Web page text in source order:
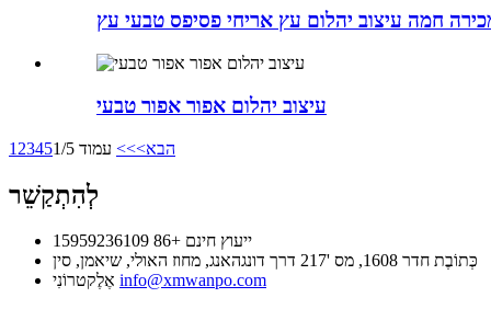
חמה עיצוב יהלום עץ אריחי פסיפס טבעי עץ
עיצוב יהלום אפור אפור טבעי
1 2345 הבא>>> עמוד 1/5
לְהִתְקַשֵׁר
ייעוץ חינם +86 15959236109
כְּתוֹבֶת חדר 1608, מס '217 דרך דונגהאנג, מחוז האולי, שיאמן, סין
אֶלֶקטרוֹנִי info@xmwanpo.com